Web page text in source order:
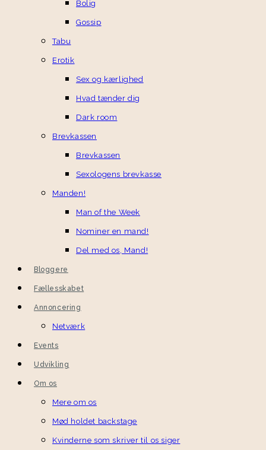
Bolig
Gossip
Tabu
Erotik
Sex og kærlighed
Hvad tænder dig
Dark room
Brevkassen
Brevkassen
Sexologens brevkasse
Manden!
Man of the Week
Nominer en mand!
Del med os, Mand!
Bloggere
Fællesskabet
Annoncering
Netværk
Events
Udvikling
Om os
Mere om os
Mød holdet backstage
Kvinderne som skriver til os siger